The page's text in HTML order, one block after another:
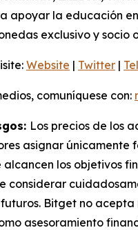
apoyar la educación
exclusivo y socio
Website | Twitter |
comuníquese con:
Los precios de los
asignar
los objetivos
considerar
Bitget no
asesoramiento